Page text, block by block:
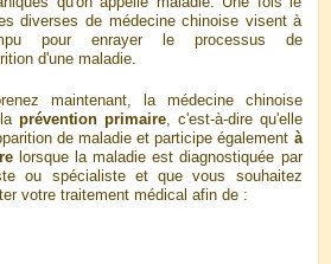
diverses de médecine chinoise visent à
pour enrayer le processus de
d'une maladie.
maintenant, la médecine chinoise
prévention primaire, c'est-à-dire qu'elle
de maladie et participeégalement à
lorsque la maladie est diagnostiquée par
ou spécialiste et que vous souhaitez
votre traitement médical afin de :